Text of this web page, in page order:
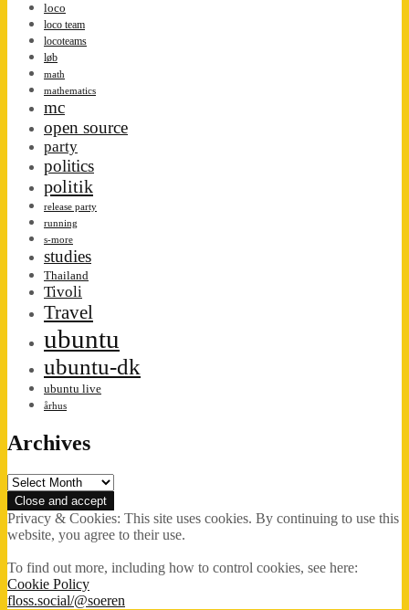
loco
loco team
locoteams
løb
math
mathematics
mc
open source
party
politics
politik
release party
running
s-more
studies
Thailand
Tivoli
Travel
ubuntu
ubuntu-dk
ubuntu live
århus
Archives
Archives
Privacy & Cookies: This site uses cookies. By continuing to use this
website, you agree to their use.
To find out more, including how to control cookies, see here:
Cookie Policy
floss.social/@soeren